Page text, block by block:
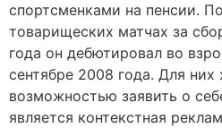
спортсменками на пенсии.
товарищеских матчах за
года он дебютировал во
сентябре 2008 года. Для
возможностью заявить о
является контекстная